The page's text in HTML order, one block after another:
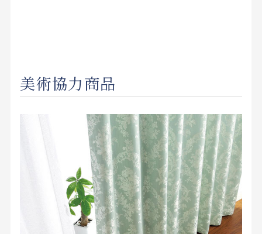
美術協力商品